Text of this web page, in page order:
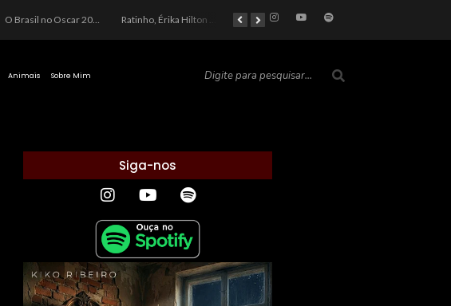
O Brasil no Oscar 2026: Entre a Cota do Politicamente Correto e a Realidade das Telas Ratinho, Érika Hilton e a Farsa Política: Quem Ganha com o Barulho no País de Bobson? As controvérsias que marcam o cenário político e econômico nacional
Animais Sobre Mim
Siga-nos